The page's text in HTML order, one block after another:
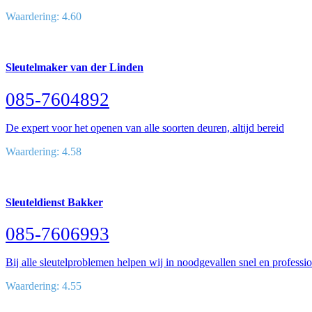
Waardering: 4.60
Sleutelmaker van der Linden
085-7604892
De expert voor het openen van alle soorten deuren, altijd bereid
Waardering: 4.58
Sleuteldienst Bakker
085-7606993
Bij alle sleutelproblemen helpen wij in noodgevallen snel en
Waardering: 4.55